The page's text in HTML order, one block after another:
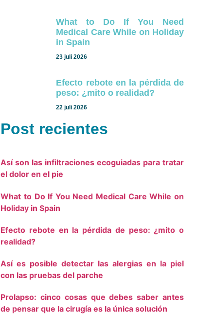
What to Do If You Need
Medical Care While on Holiday
in Spain
23 juli 2026
Efecto rebote en la pérdida de
peso: ¿mito o realidad?
22 juli 2026
Post recientes
Así son las infiltraciones ecoguiadas para tratar
el dolor en el pie
What to Do If You Need Medical Care While on
Holiday in Spain
Efecto rebote en la pérdida de peso: ¿mito o
realidad?
Así es posible detectar las alergias en la piel
con las pruebas del parche
Prolapso: cinco cosas que debes saber antes
de pensar que la cirugía es la única solución